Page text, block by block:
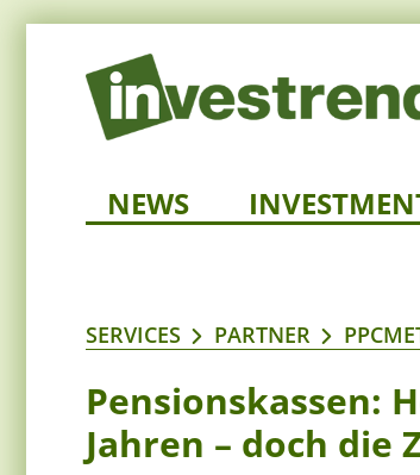
NEWS
SERVICES PARTNER
Pensionskassen:
Jahren – doch die